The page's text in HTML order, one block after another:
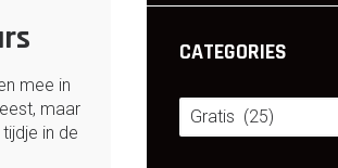
mee in
maar
in de
CATEGORIES
Categories